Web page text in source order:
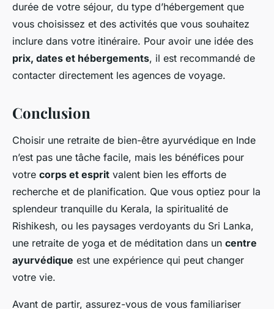
durée de votre séjour, du type d’hébergement que
vous choisissez et des activités que vous souhaitez
inclure dans votre itinéraire. Pour avoir une idée des
prix, dates et hébergements, il est recommandé de
contacter directement les agences de voyage.
Conclusion
Choisir une retraite de bien-être ayurvédique en Inde
n’est pas une tâche facile, mais les bénéfices pour
votre corps et esprit valent bien les efforts de
recherche et de planification. Que vous optiez pour la
splendeur tranquille du Kerala, la spiritualité de
Rishikesh, ou les paysages verdoyants du Sri Lanka,
une retraite de yoga et de méditation dans un centre
ayurvédique est une expérience qui peut changer
votre vie.
Avant de partir, assurez-vous de vous familiariser